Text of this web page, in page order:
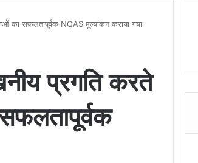
का सफलतापूर्वक NQAS मूल्यांकन कराया गया
प्रगति करते